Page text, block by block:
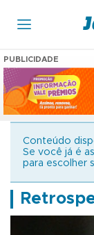
PUBLICIDADE
Conteúdo
Se você já é
para escolher